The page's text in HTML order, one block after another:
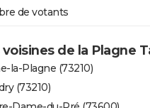
de votants
voisines de la Plagne
la-Plagne (73210)
(73210)